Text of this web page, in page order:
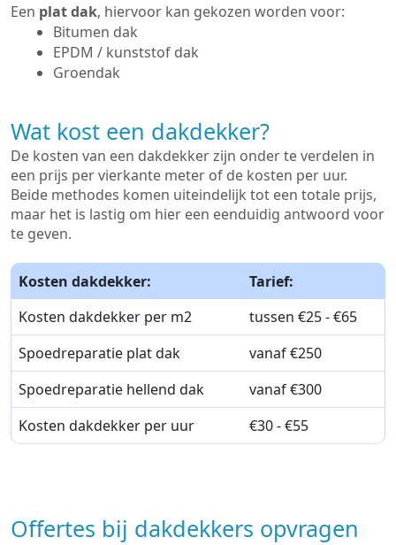
Een plat dak, hiervoor kan gekozen worden voor:
Bitumen dak
EPDM / kunststof dak
Groendak
Wat kost een dakdekker?
De kosten van een dakdekker zijn onder te verdelen in
een prijs per vierkante meter of de kosten per uur.
Beide methodes komen uiteindelijk tot een totale prijs,
maar het is lastig om hier een eenduidig antwoord voor
te geven.
Kosten dakdekker:
Tarief:
Kosten dakdekker per m2
tussen €25 - €65
Spoedreparatie plat dak
vanaf €250
Spoedreparatie hellend dak
vanaf €300
Kosten dakdekker per uur
€30 - €55
Offertes bij dakdekkers opvragen